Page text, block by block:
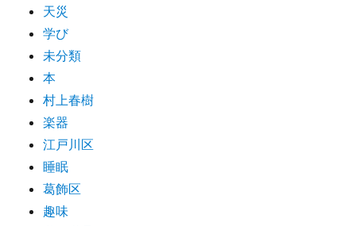
天災
学び
未分類
本
村上春樹
楽器
江戸川区
睡眠
葛飾区
趣味